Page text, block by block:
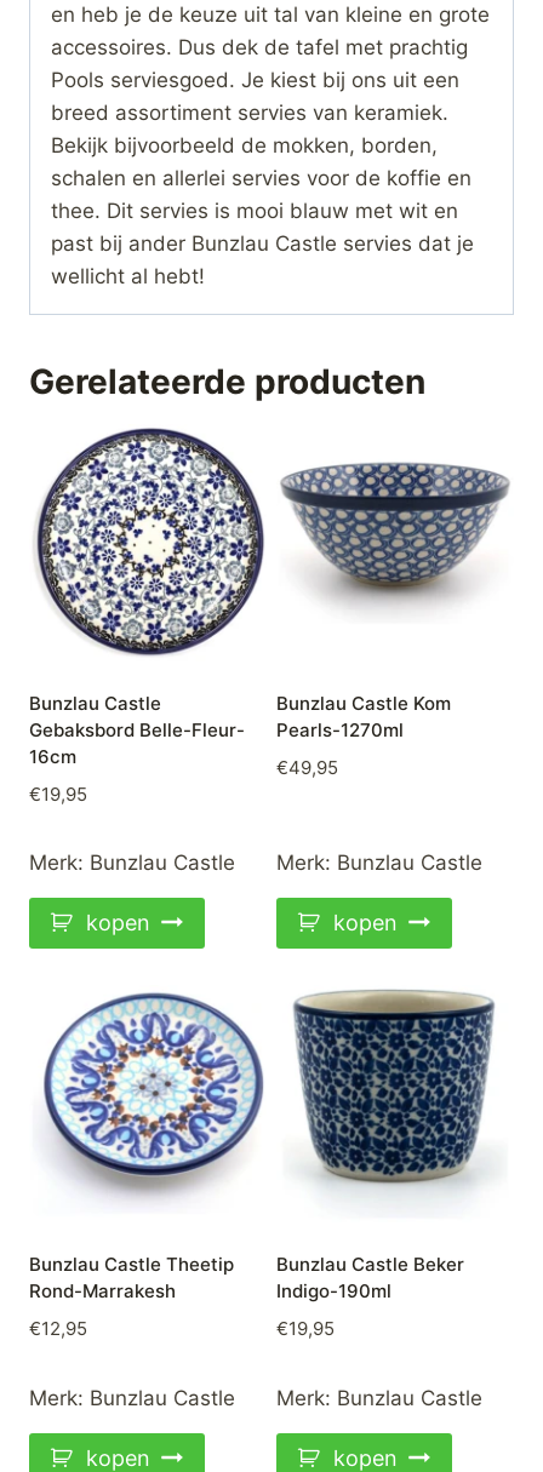
en heb je de keuze uit tal van kleine en grote
accessoires. Dus dek de tafel met prachtig
Pools serviesgoed. Je kiest bij ons uit een
breed assortiment servies van keramiek.
Bekijk bijvoorbeeld de mokken, borden,
schalen en allerlei servies voor de koffie en
thee. Dit servies is mooi blauw met wit en
past bij ander Bunzlau Castle servies dat je
wellicht al hebt!
Gerelateerde producten
Bunzlau Castle
Gebaksbord Belle-Fleur-
16cm
€19,95
Merk: Bunzlau Castle
kopen
Bunzlau Castle Kom
Pearls-1270ml
€49,95
Merk: Bunzlau Castle
kopen
Bunzlau Castle Theetip
Rond-Marrakesh
€12,95
Merk: Bunzlau Castle
kopen
Bunzlau Castle Beker
Indigo-190ml
€19,95
Merk: Bunzlau Castle
kopen